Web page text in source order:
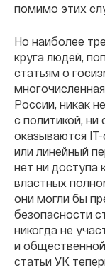
помимо этих
Но наиболее
круга людей,
статьям о
России, никак
с политикой, ни
оказываются
или линейный
нет ни доступа
властных
они могли бы
безопасности
никогда не
и
статьи УК